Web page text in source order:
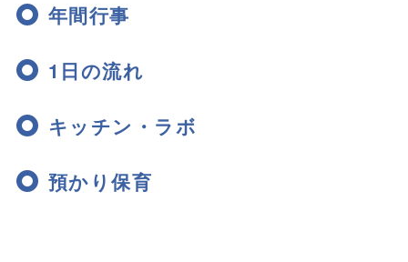
年間行事
1日の流れ
キッチン・ラボ
預かり保育